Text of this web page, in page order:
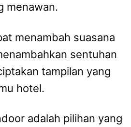
menawan.
menambah suasana
sentuhan
tampilan yang
hotel.
adalah pilihan yang